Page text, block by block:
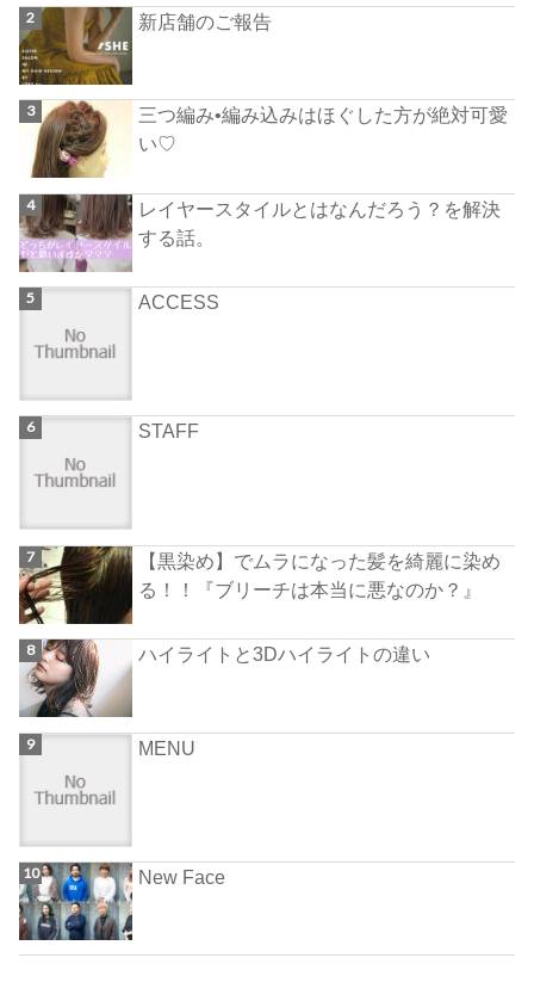
新店舗のご報告
三つ編み•編み込みはほぐした方が絶対可愛
い♡
レイヤースタイルとはなんだろう？を解決
する話。
ACCESS
STAFF
【黒染め】でムラになった髪を綺麗に染め
る！！『ブリーチは本当に悪なのか？』
ハイライトと3Dハイライトの違い
MENU
New Face